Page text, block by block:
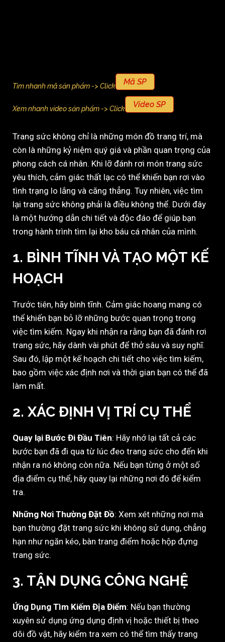
Tìm nhanh mã sản phẩm -> Click Mã SP
Xem nhanh video sản phẩm -> Click Video SP
Trang sức không chỉ là những món đồ trang trí, mà
còn là những kỷ niệm quý giá và phần quan trọng của
phong cách cá nhân. Khi lỡ đánh rơi món trang sức
yêu thích, cảm giác thất lạc có thể khiến bạn rơi vào
tình trạng lo lắng và căng thẳng. Tuy nhiên, việc tìm
lại trang sức không phải là điều không thể. Dưới đây
là một hướng dẫn chi tiết và độc đáo để giúp bạn
trong hành trình tìm lại kho báu cá nhân của mình.
1. BÌNH TĨNH VÀ TẠO MỘT KẾ
HOẠCH
Trước tiên, hãy bình tĩnh. Cảm giác hoang mang có
thể khiến bạn bỏ lỡ những bước quan trọng trong
việc tìm kiếm. Ngay khi nhận ra rằng bạn đã đánh rơi
trang sức, hãy dành vài phút để thở sâu và suy nghĩ.
Sau đó, lập một kế hoạch chi tiết cho việc tìm kiếm,
bao gồm việc xác định nơi và thời gian bạn có thể đã
làm mất.
2. XÁC ĐỊNH VỊ TRÍ CỤ THỂ
Quay lại Bước Đi Đầu Tiên: Hãy nhớ lại tất cả các
bước bạn đã đi qua từ lúc đeo trang sức cho đến khi
nhận ra nó không còn nữa. Nếu bạn từng ở một số
địa điểm cụ thể, hãy quay lại những nơi đó để kiểm
tra.
Những Nơi Thường Đặt Đồ: Xem xét những nơi mà
bạn thường đặt trang sức khi không sử dụng, chẳng
hạn như ngăn kéo, bàn trang điểm hoặc hộp đựng
trang sức.
3. TẬN DỤNG CÔNG NGHỆ
Ứng Dụng Tìm Kiếm Địa Điểm: Nếu bạn thường
xuyên sử dụng ứng dụng định vị hoặc thiết bị theo
dõi đồ vật, hãy kiểm tra xem có thể tìm thấy trang